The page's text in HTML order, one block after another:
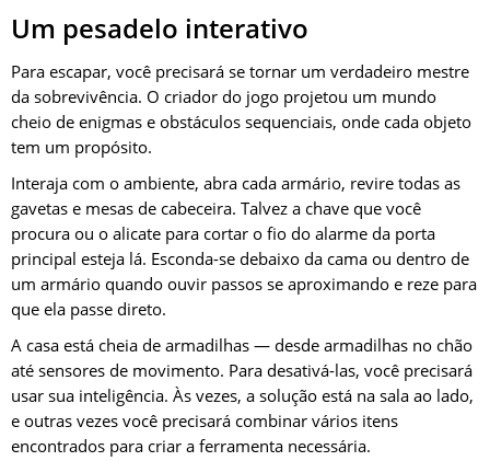
Um pesadelo interativo
Para escapar, você precisará se tornar um verdadeiro mestre
da sobrevivência. O criador do jogo projetou um mundo
cheio de enigmas e obstáculos sequenciais, onde cada objeto
tem um propósito.
Interaja com o ambiente, abra cada armário, revire todas as
gavetas e mesas de cabeceira. Talvez a chave que você
procura ou o alicate para cortar o fio do alarme da porta
principal esteja lá. Esconda-se debaixo da cama ou dentro de
um armário quando ouvir passos se aproximando e reze para
que ela passe direto.
A casa está cheia de armadilhas — desde armadilhas no chão
até sensores de movimento. Para desativá-las, você precisará
usar sua inteligência. Às vezes, a solução está na sala ao lado,
e outras vezes você precisará combinar vários itens
encontrados para criar a ferramenta necessária.